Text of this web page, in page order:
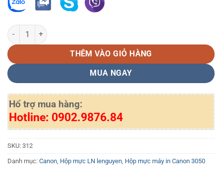
Hộp mực in Canon 312 LN tương thích số lượng
THÊM VÀO GIỎ HÀNG
MUA NGAY
Hổ trợ mua hàng:
Hotline: 0902.9876.84
SKU: 312
Danh mục: Canon Hộp mực LN lenguyen Hộp mực máy in Canon 3050